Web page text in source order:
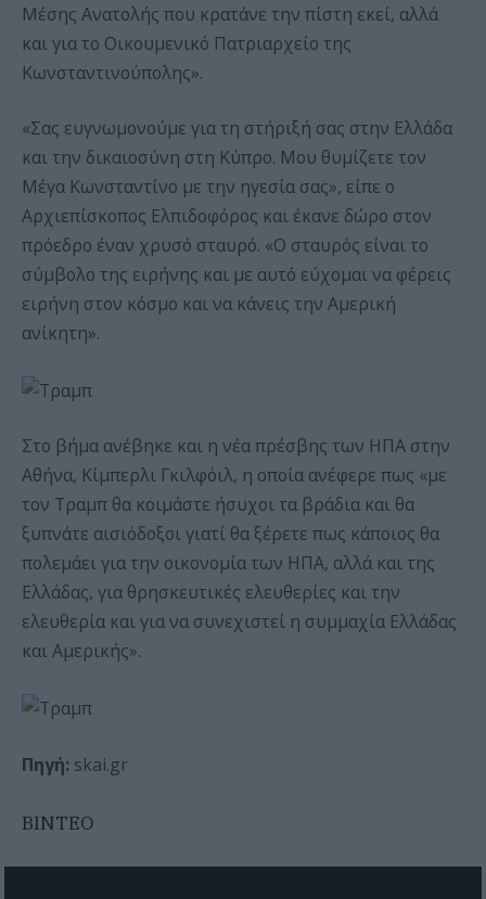
Μέσης Ανατολής που κρατάνε την πίστη εκεί, αλλά
και για το Οικουμενικό Πατριαρχείο της
Κωνσταντινούπολης».
«Σας ευγνωμονούμε για τη στήριξή σας στην Ελλάδα
και την δικαιοσύνη στη Κύπρο. Μου θυμίζετε τον
Μέγα Κωνσταντίνο με την ηγεσία σας», είπε ο
Αρχιεπίσκοπος Ελπιδοφόρος και έκανε δώρο στον
πρόεδρο έναν χρυσό σταυρό. «Ο σταυρός είναι το
σύμβολο της ειρήνης και με αυτό εύχομαι να φέρεις
ειρήνη στον κόσμο και να κάνεις την Αμερική
ανίκητη».
Στο βήμα ανέβηκε και η νέα πρέσβης των ΗΠΑ στην
Αθήνα, Κίμπερλι Γκιλφόιλ, η οποία ανέφερε πως «με
τον Τραμπ θα κοιμάστε ήσυχοι τα βράδια και θα
ξυπνάτε αισιόδοξοι γιατί θα ξέρετε πως κάποιος θα
πολεμάει για την οικονομία των ΗΠΑ, αλλά και της
Ελλάδας, για θρησκευτικές ελευθερίες και την
ελευθερία και για να συνεχιστεί η συμμαχία Ελλάδας
και Αμερικής».
Πηγή: skai.gr
BINTEO